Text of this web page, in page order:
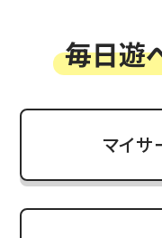
毎日遊
マイサ